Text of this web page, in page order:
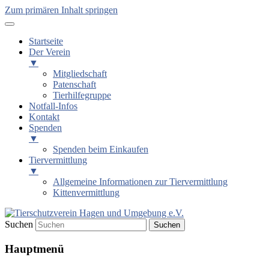
Zum primären Inhalt springen
Startseite
Der Verein
▼
Mitgliedschaft
Patenschaft
Tierhilfegruppe
Notfall-Infos
Kontakt
Spenden
▼
Spenden beim Einkaufen
Tiervermittlung
▼
Allgemeine Informationen zur Tiervermittlung
Kittenvermittlung
Tierschutzverein Hagen und
Suchen
Hauptmenü